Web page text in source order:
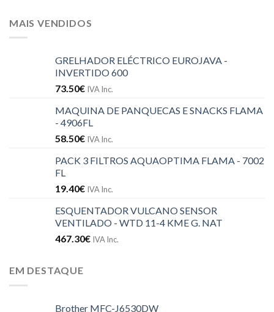
MAIS VENDIDOS
GRELHADOR ELÉCTRICO EUROJAVA -
INVERTIDO 600
73.50€ IVA Inc.
MAQUINA DE PANQUECAS E SNACKS FLAMA
- 4906FL
58.50€ IVA Inc.
PACK 3 FILTROS AQUAOPTIMA FLAMA - 7002
FL
19.40€ IVA Inc.
ESQUENTADOR VULCANO SENSOR
VENTILADO - WTD 11-4 KME G. NAT
467.30€ IVA Inc.
EM DESTAQUE
Brother MFC-J6530DW